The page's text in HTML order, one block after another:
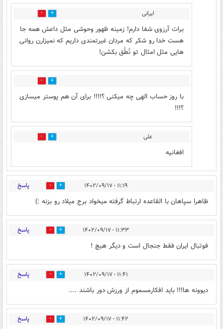
ایرانی 16
برات آرزوی شفا دارم! زمینه ظهور وحوشی مثل داعش همه جا
هست خدا رو شکر که مردان غیرتمندی داریم که نمیزارن روانی
هایی مثل امثال تو نُطُق بکشن!
5
با روز حساب الهی چه میکنی ؟!!!! برای آن هم پوستر میسازی
؟!!!
علی 3
افغانیه
۱۱:۱۹ - ۱۴۰۲/۰۹/۱۷ 21 پاسخ
ظاهرا سپاهان با القاعده ارتباط گرفته میخواد برج میلاد رو بزنه :)
۱۱:۳۳ - ۱۴۰۲/۰۹/۱۷ 21 پاسخ
فوتبال ایران فقط جنجال است و دیگر هیچ !
۱۱:۴۱ - ۱۴۰۲/۰۹/۱۷ 10 پاسخ
دیوونه ها!!! باید افکارمسموم از ورزش دور باشند ....
۱۱:۴۲ - ۱۴۰۲/۰۹/۱۷ 18 پاسخ